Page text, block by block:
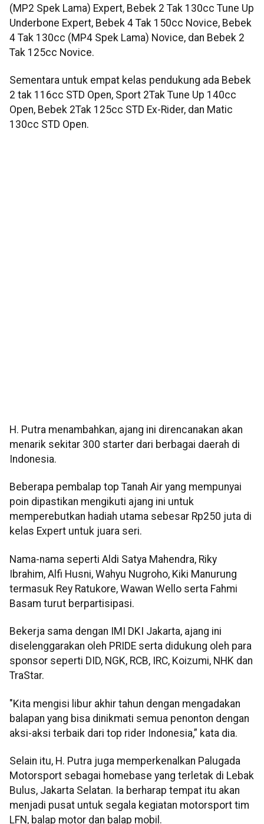
(MP2 Spek Lama) Expert, Bebek 2 Tak 130cc Tune Up
Underbone Expert, Bebek 4 Tak 150cc Novice, Bebek
4 Tak 130cc (MP4 Spek Lama) Novice, dan Bebek 2
Tak 125cc Novice.
Sementara untuk empat kelas pendukung ada Bebek
2 tak 116cc STD Open, Sport 2Tak Tune Up 140cc
Open, Bebek 2Tak 125cc STD Ex-Rider, dan Matic
130cc STD Open.
H. Putra menambahkan, ajang ini direncanakan akan
menarik sekitar 300 starter dari berbagai daerah di
Indonesia.
Beberapa pembalap top Tanah Air yang mempunyai
poin dipastikan mengikuti ajang ini untuk
memperebutkan hadiah utama sebesar Rp250 juta di
kelas Expert untuk juara seri.
Nama-nama seperti Aldi Satya Mahendra, Riky
Ibrahim, Alfi Husni, Wahyu Nugroho, Kiki Manurung
termasuk Rey Ratukore, Wawan Wello serta Fahmi
Basam turut berpartisipasi.
Bekerja sama dengan IMI DKI Jakarta, ajang ini
diselenggarakan oleh PRIDE serta didukung oleh para
sponsor seperti DID, NGK, RCB, IRC, Koizumi, NHK dan
TraStar.
"Kita mengisi libur akhir tahun dengan mengadakan
balapan yang bisa dinikmati semua penonton dengan
aksi-aksi terbaik dari top rider Indonesia,” kata dia.
Selain itu, H. Putra juga memperkenalkan Palugada
Motorsport sebagai homebase yang terletak di Lebak
Bulus, Jakarta Selatan. Ia berharap tempat itu akan
menjadi pusat untuk segala kegiatan motorsport tim
LFN, balap motor dan balap mobil.